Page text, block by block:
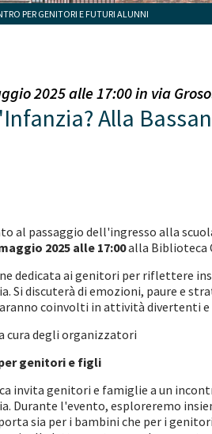
PER GENITORI E FUTURI ALUNNI
2025 alle 17:00 in via
Alla
al passaggio dell'ingresso alla
2025 alle 17:00alla Biblioteca
dedicata ai genitori per riflettere
Si discuterà di emozioni, paure e
coinvolti in attività divertenti
cura degli organizzatori
genitori e figli
invita genitori e famiglie a un
Durante l'evento, esploreremo
sia per i bambini che per i